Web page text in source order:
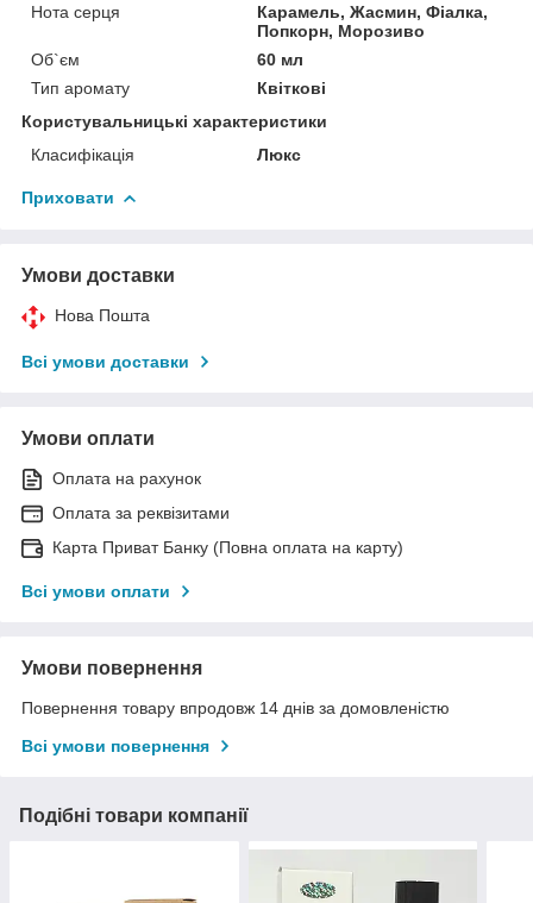
Нота серця
Карамель, Жасмин, Фіалка,
Попкорн, Морозиво
Об`єм
60 мл
Тип аромату
Квіткові
Користувальницькі характеристики
Класифікація
Люкс
Приховати
Умови доставки
Нова Пошта
Всі умови доставки
Умови оплати
Оплата на рахунок
Оплата за реквізитами
Карта Приват Банку (Повна оплата на карту)
Всі умови оплати
Умови повернення
Повернення товару впродовж 14 днів за домовленістю
Всі умови повернення
Подібні товари компанії